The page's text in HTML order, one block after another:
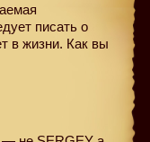
писать о
в жизни. Как вы